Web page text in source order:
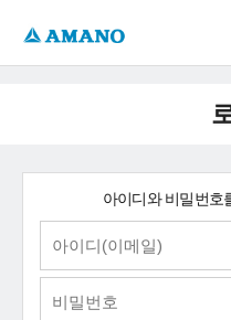
아이디와 비밀번호